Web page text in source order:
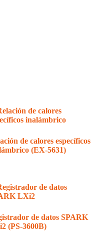
de calores específicos
(EX-5631)
de datos SPARK
(PS-3600B)